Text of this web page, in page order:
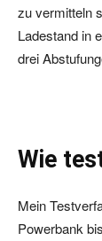
zu vermitteln
Ladestand in
drei
Wie
Mein
Powerbank